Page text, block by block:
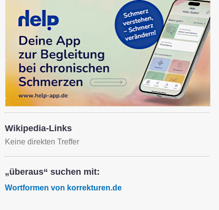
Wikipedia-Links
Keine direkten Treffer
„überaus“ suchen mit:
Wortformen von korrekturen.de